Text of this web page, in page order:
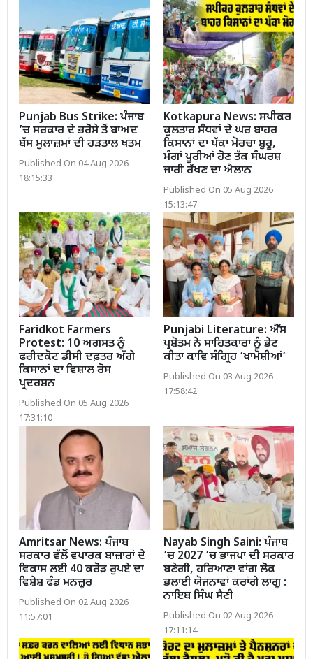
Punjab Bus Strike: ਪੰਜਾਬ
’ਚ ਸਰਕਾਰ ਦੇ ਭਰੋਸੇ ਤੋਂ ਬਾਅਦ
ਬੱਸ ਮੁਲਾਜ਼ਮਾਂ ਦੀ ਹੜਤਾਲ ਖਤਮ
Published On 04 Aug 2026
18:15:33
Kotkapura News: ਸਪੀਕਰ
ਕੁਲਤਾਰ ਸੰਧਵਾਂ ਦੇ ਘਰ ਬਾਹਰ
ਕਿਸਾਨਾਂ ਦਾ ਪੱਕਾ ਮੋਰਚਾ ਸ਼ੁਰੂ,
ਮੰਗਾਂ ਪੂਰੀਆਂ ਹੋਣ ਤੱਕ ਸੰਘਰਸ਼
ਜਾਰੀ ਰੱਖਣ ਦਾ ਐਲਾਨ
Published On 05 Aug 2026
15:13:47
Faridkot Farmers
Protest: 10 ਅਗਸਤ ਨੂੰ
ਫਰੀਦਕੋਟ ਡੀਸੀ ਦਫ਼ਤਰ ਅੱਗੇ
ਕਿਸਾਨਾਂ ਦਾ ਵਿਸ਼ਾਲ ਰੋਸ
ਪ੍ਰਦਰਸ਼ਨ
Published On 05 Aug 2026
17:31:10
Punjabi Literature: ਐੱਸ
ਪ੍ਰਸ਼ੋਤਮ ਨੇ ਸਾਹਿਤਕਾਰਾਂ ਨੂੰ ਭੇਟ
ਕੀਤਾ ਕਾਵਿ ਸੰਗ੍ਰਿਹ ‘ਖਾਮੋਸ਼ੀਆਂ’
Published On 03 Aug 2026
17:58:42
Amritsar News: ਪੰਜਾਬ
ਸਰਕਾਰ ਵੱਲੋਂ ਵਪਾਰਕ ਬਾਜ਼ਾਰਾਂ ਦੇ
ਵਿਕਾਸ ਲਈ 40 ਕਰੋੜ ਰੁਪਏ ਦਾ
ਵਿਸ਼ੇਸ਼ ਫੰਡ ਮਨਜ਼ੂਰ
Published On 02 Aug 2026
11:57:01
Nayab Singh Saini: ਪੰਜਾਬ
’ਚ 2027 ’ਚ ਭਾਜਪਾ ਦੀ ਸਰਕਾਰ
ਬਣੇਗੀ, ਹਰਿਆਣਾ ਵਾਂਗ ਲੋਕ
ਭਲਾਈ ਯੋਜਨਾਵਾਂ ਕਰਾਂਗੇ ਲਾਗੂ :
ਨਾਇਬ ਸਿੰਘ ਸੈਣੀ
Published On 02 Aug 2026
17:11:14